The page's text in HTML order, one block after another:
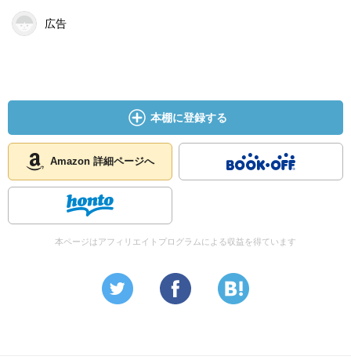
広告
本棚に登録する
Amazon 詳細ページへ
本ページはアフィリエイトプログラムによる収益を得ています